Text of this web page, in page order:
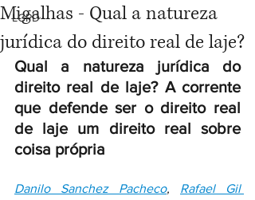
LGPD
Migalhas - Qual a natureza
jurídica do direito real de laje?
Qual a natureza jurídica do
direito real de laje? A corrente
que defende ser o direito real
de laje um direito real sobre
coisa própria
Danilo Sanchez Pacheco, Rafael Gil